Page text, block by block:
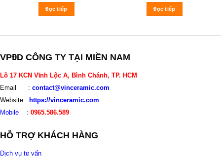
Đọc tiếp Đọc tiếp
VPĐD CÔNG TY TẠI MIỀN NAM
Lô 17 KCN Vĩnh Lộc A, Bình Chánh, TP. HCM
Email : contact@vinceramic.com
Website : https://vinceramic.com
Mobile : 0965.586.589
HỖ TRỢ KHÁCH HÀNG
Dịch vụ tư vấn